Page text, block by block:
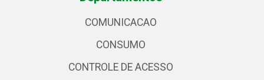
COMUNICACAO
CONSUMO
CONTROLE DE ACESSO